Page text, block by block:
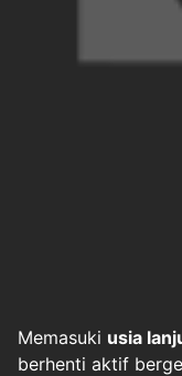
Memasuki usia
berhenti aktif